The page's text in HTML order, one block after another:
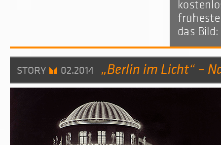
das
STORY 02.2014 „Berlin im Licht“ –